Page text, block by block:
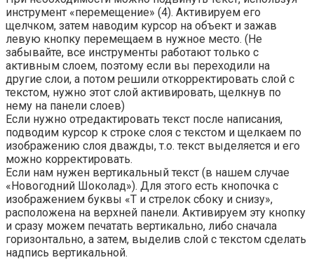
инструмент «перемещение» (4). Активируем его
щелчком, затем наводим курсор на объект и зажав
левую кнопку перемещаем в нужное место. (Не
забывайте, все инструменты работают только с
активным слоем, поэтому если вы переходили на
другие слои, а потом решили откорректировать слой с
текстом, нужно этот слой активировать, щелкнув по
нему на панели слоев)
Если нужно отредактировать текст после написания,
подводим курсор к строке слоя с текстом и щелкаем по
изображению слоя дважды, т.о. текст выделяется и его
можно корректировать.
Если нам нужен вертикальный текст (в нашем случае
«Новогодний Шоколад»). Для этого есть кнопочка с
изображением буквы «Т и стрелок сбоку и снизу»,
расположена на верхней панели. Активируем эту кнопку
и сразу можем печатать вертикально, либо сначала
горизонтально, а затем, выделив слой с текстом сделать
надпись вертикальной.